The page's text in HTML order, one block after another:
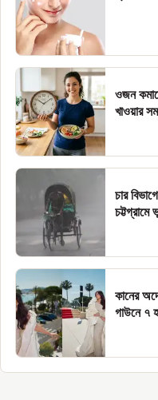
ওজন
খাওয়ার
চার
কানের
গাউনে ৭